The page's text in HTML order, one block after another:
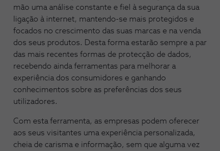
mão uma análise constante e fiel à segurança da sua
ligação à internet, mantendo-se mais protegidos e
focados no crescimento das suas marcas e na venda
dos seus produtos. Desta forma estarão sempre a par
das mais recentes formas de protecção de dados,
recebendo ainda ferramentas para melhorar a
experiência dos consumidores e ganhando
conhecimentos sobre as preferências dos seus
utilizadores.
Com esta ferramenta, as empresas podem oferecer
aos seus visitantes uma experiência personalizada,
cheia de carisma e informação, sem que alguma vez